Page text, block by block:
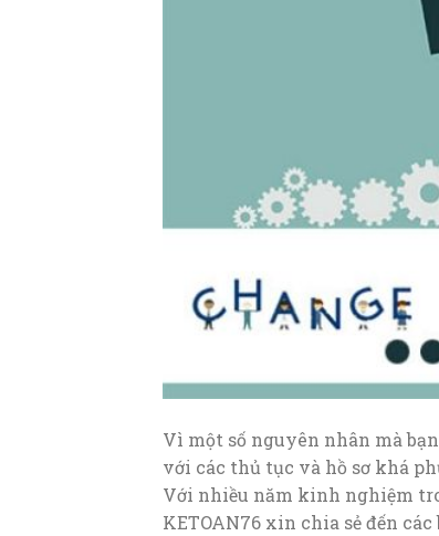
Vì một số nguyên nhân mà
với các thủ tục và hồ sơ khá
Với nhiều năm kinh nghiệm
KETOAN76 xin chia sẻ đến